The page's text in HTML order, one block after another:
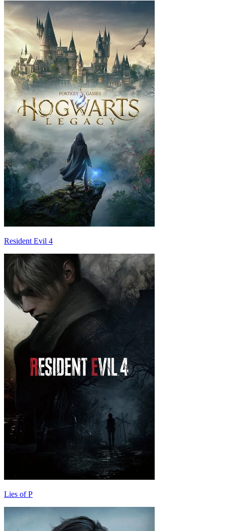
Resident Evil 4
Lies of P